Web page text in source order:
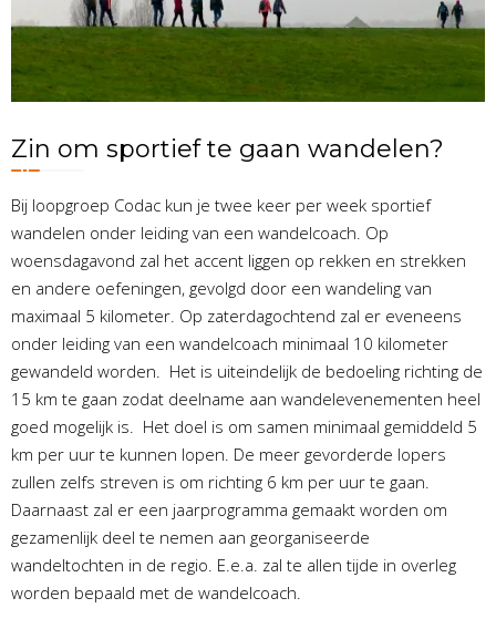
Zin om sportief te gaan wandelen?
Bij loopgroep Codac kun je twee keer per week sportief
wandelen onder leiding van een wandelcoach. Op
woensdagavond zal het accent liggen op rekken en strekken
en andere oefeningen, gevolgd door een wandeling van
maximaal 5 kilometer. Op zaterdagochtend zal er eveneens
onder leiding van een wandelcoach minimaal 10 kilometer
gewandeld worden. Het is uiteindelijk de bedoeling richting de
15 km te gaan zodat deelname aan wandelevenementen heel
goed mogelijk is. Het doel is om samen minimaal gemiddeld 5
km per uur te kunnen lopen. De meer gevorderde lopers
zullen zelfs streven is om richting 6 km per uur te gaan.
Daarnaast zal er een jaarprogramma gemaakt worden om
gezamenlijk deel te nemen aan georganiseerde
wandeltochten in de regio. E.e.a. zal te allen tijde in overleg
worden bepaald met de wandelcoach.